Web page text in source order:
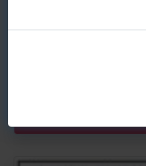
Die größten
Informationen